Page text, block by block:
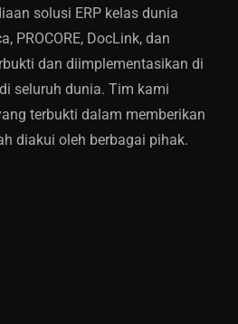
solusi ERP kelas dunia
PROCORE, DocLink, dan
dan diimplementasikan di
seluruh dunia. Tim kami
terbukti dalam memberikan
diakui oleh berbagai pihak.